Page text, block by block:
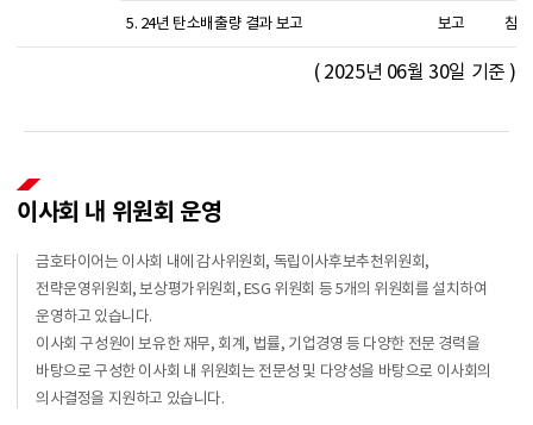
5. 24년 탄소배출량 결과 보고 보고 참석
( 2025년 06월 30일 기준 )
이사회 내 위원회 운영
금호타이어는 이사회 내에 감사위원회, 독립이사후보추천위원회,
전략운영위원회, 보상평가위원회, ESG 위원회 등 5개의 위원회를 설치하여
운영하고 있습니다.
이사회 구성원이 보유한 재무, 회계, 법률, 기업경영 등 다양한 전문 경력을
바탕으로 구성한 이사회 내 위원회는 전문성 및 다양성을 바탕으로 이사회의
의사결정을 지원하고 있습니다.